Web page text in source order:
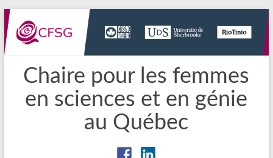
Aller
au
contenu
Chaire pour les femmes
en sciences et en génie
au Québec